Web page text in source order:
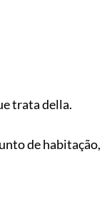
trata della.
de habitação,